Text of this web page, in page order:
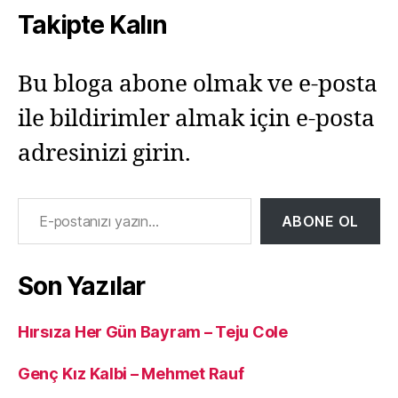
Takipte Kalın
Bu bloga abone olmak ve e-posta
ile bildirimler almak için e-posta
adresinizi girin.
E-postanızı yazın…
ABONE OL
Son Yazılar
Hırsıza Her Gün Bayram – Teju Cole
Genç Kız Kalbi – Mehmet Rauf